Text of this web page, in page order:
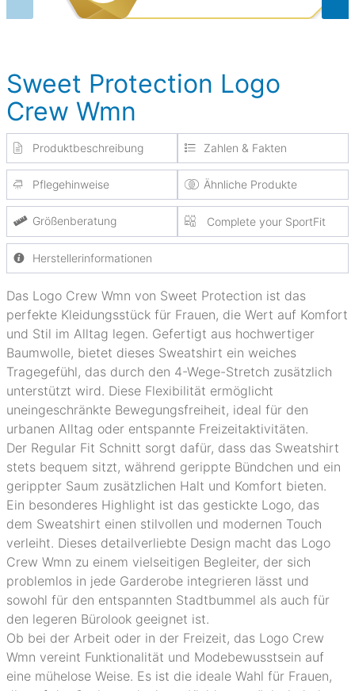
Sweet Protection Logo
Crew Wmn
Produktbeschreibung Zahlen & Fakten
Pflegehinweise Ähnliche Produkte
Größenberatung Complete your SportFit
Herstellerinformationen
Das Logo Crew Wmn von Sweet Protection ist das
perfekte Kleidungsstück für Frauen, die Wert auf Komfort
und Stil im Alltag legen. Gefertigt aus hochwertiger
Baumwolle, bietet dieses Sweatshirt ein weiches
Tragegefühl, das durch den 4-Wege-Stretch zusätzlich
unterstützt wird. Diese Flexibilität ermöglicht
uneingeschränkte Bewegungsfreiheit, ideal für den
urbanen Alltag oder entspannte Freizeitaktivitäten.
Der Regular Fit Schnitt sorgt dafür, dass das Sweatshirt
stets bequem sitzt, während gerippte Bündchen und ein
gerippter Saum zusätzlichen Halt und Komfort bieten.
Ein besonderes Highlight ist das gestickte Logo, das
dem Sweatshirt einen stilvollen und modernen Touch
verleiht. Dieses detailverliebte Design macht das Logo
Crew Wmn zu einem vielseitigen Begleiter, der sich
problemlos in jede Garderobe integrieren lässt und
sowohl für den entspannten Stadtbummel als auch für
den legeren Bürolook geeignet ist.
Ob bei der Arbeit oder in der Freizeit, das Logo Crew
Wmn vereint Funktionalität und Modebewusstsein auf
eine mühelose Weise. Es ist die ideale Wahl für Frauen,